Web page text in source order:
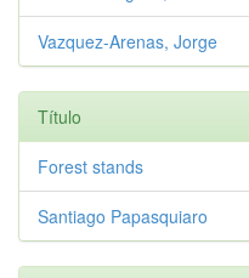
Vazquez-Arenas, Jorge
Título
Forest stands
Santiago Papasquiaro